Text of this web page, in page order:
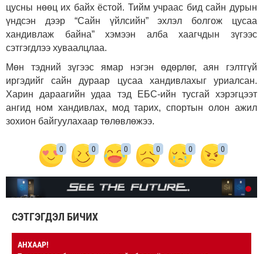
цусны нөөц их байх ёстой. Тийм учраас бид сайн дурын
үндсэн дээр “Сайн үйлсийн” эхлэл болгож цусаа
хандивлаж байна” хэмээн алба хаагчдын зүгээс
сэтгэгдлээ хуваалцлаа.
Мөн тэдний зүгээс ямар нэгэн өдөрлөг, аян гэлтгүй
иргэдийг сайн дураар цусаа хандивлахыг уриалсан.
Харин дараагийн удаа тэд ЕБС-ийн тусгай хэрэгцээт
ангид ном хандивлах, мод тарих, спортын олон ажил
зохион байгуулахаар төлөвлөжээ.
0 0 0 0 0 0
СЭТГЭГДЭЛ БИЧИХ
АНХААР!